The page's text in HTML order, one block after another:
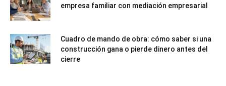
empresa familiar con mediación empresarial
Cuadro de mando de obra: cómo saber si una
construcción gana o pierde dinero antes del
cierre